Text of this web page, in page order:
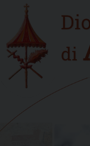
content
Home
new